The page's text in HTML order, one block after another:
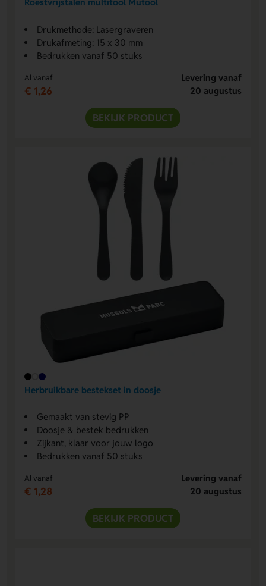
Drukmethode: Lasergraveren
Drukafmeting: 15 x 30 mm
Bedrukken vanaf 50 stuks
Al vanaf
€ 1,26
Levering vanaf
20 augustus
BEKIJK PRODUCT
Herbruikbare bestekset in doosje
Gemaakt van stevig PP
Doosje & bestek bedrukken
Zijkant, klaar voor jouw logo
Bedrukken vanaf 50 stuks
Al vanaf
€ 1,28
Levering vanaf
20 augustus
BEKIJK PRODUCT